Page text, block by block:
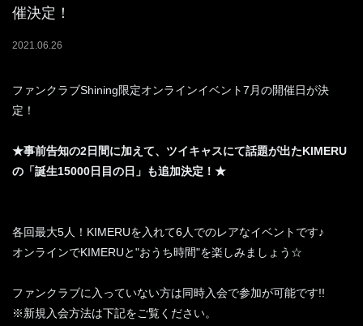
催決定！
2021.06.26
ファンクラブShining限定オンラインイベント7月の開催日が決
定！
★事前告知の2日間に加えて、ツイキャスにて話題が出たKIMERU
の「誕生15000日目の日」も追加決定！★
各回最大5人！KIMERUを入れて6人でのレアなイベントです♪
オンラインでKIMERUと"おうち時間"を楽しみましょう☆
ファンクラブに入っていない方は同時入会で参加が可能です!!
※新規入会方法は下記をご覧ください。